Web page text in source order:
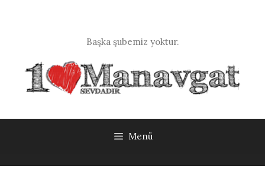
Başka şubemiz yoktur.
Menü